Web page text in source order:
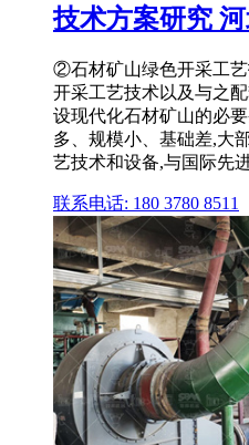
技术方案研究
②石材矿山绿色开采工
开采工艺技术以及与之
设现代化石材矿山的必
多、规模小、基础差,大
艺技术和设备,与国际先
联系电话: 180 3780 8511